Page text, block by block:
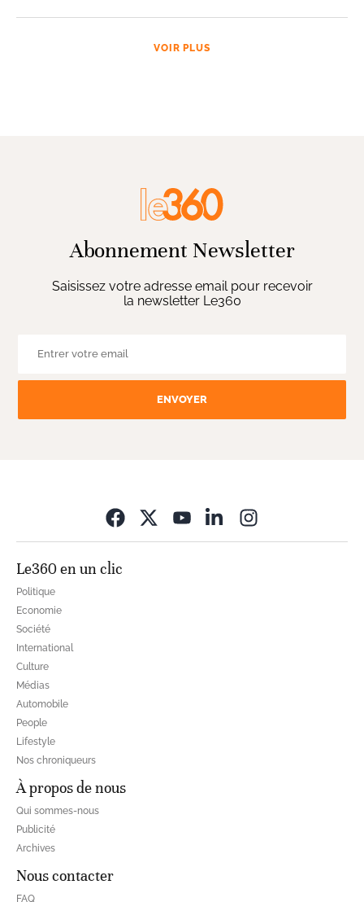
VOIR PLUS
Abonnement Newsletter
Saisissez votre adresse email pour recevoir
la newsletter Le360
ENVOYER
Le360 en un clic
Politique
Economie
Société
International
Culture
Médias
Automobile
People
Lifestyle
Nos chroniqueurs
À propos de nous
Qui sommes-nous
Publicité
Archives
Nous contacter
FAQ